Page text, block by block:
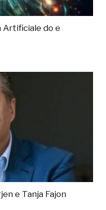
Artificiale do e
e Tanja Fajon